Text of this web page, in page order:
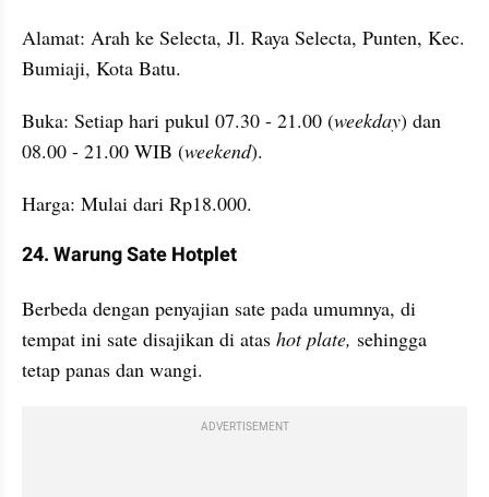
Alamat: Arah ke Selecta, Jl. Raya Selecta, Punten, Kec.
Bumiaji, Kota Batu.
Buka: Setiap hari pukul 07.30 - 21.00 (weekday) dan
08.00 - 21.00 WIB (weekend).
Harga: Mulai dari Rp18.000.
24. Warung Sate Hotplet
Berbeda dengan penyajian sate pada umumnya, di
tempat ini sate disajikan di atas hot plate, sehingga
tetap panas dan wangi.
ADVERTISEMENT